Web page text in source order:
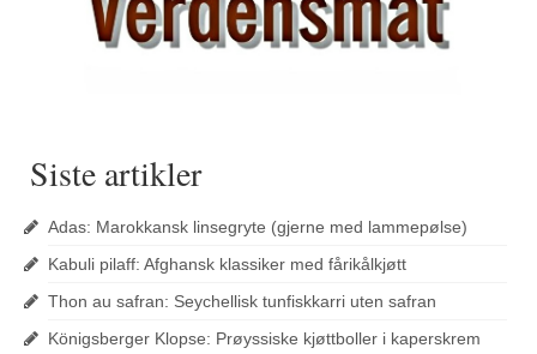
Siste artikler
Adas: Marokkansk linsegryte (gjerne med lammepølse)
Kabuli pilaff: Afghansk klassiker med fårikålkjøtt
Thon au safran: Seychellisk tunfiskkarri uten safran
Königsberger Klopse: Prøyssiske kjøttboller i kaperskrem